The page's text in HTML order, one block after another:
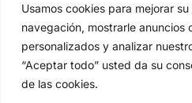
Usamos cookies para mejorar
navegación, mostrarle anuncios
personalizados y analizar
“Aceptar todo” usted da su
de las cookies.
desearte felices fiestas y